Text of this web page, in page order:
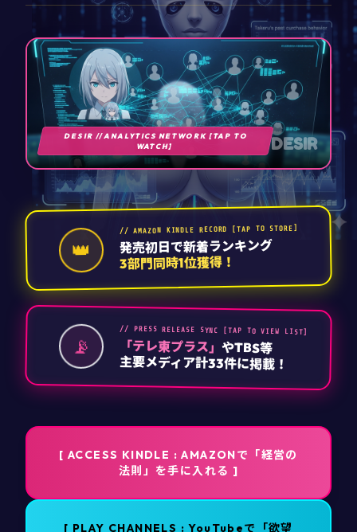
DESIR // ANALYTICS NETWORK [TAP TO
WATCH]
DESIR
👑
// AMAZON KINDLE RECORD [TAP TO STORE]
発売初日で新着ランキング
3部門同時1位獲得！
📡
// PRESS RELEASE SYNC [TAP TO VIEW LIST]
「テレ東プラス」やTBS等
主要メディア計33件に掲載！
[ ACCESS KINDLE : AMAZONで「経営の
法則」を手に入れる ]
[ PLAY CHANNELS : YouTubeで「欲望